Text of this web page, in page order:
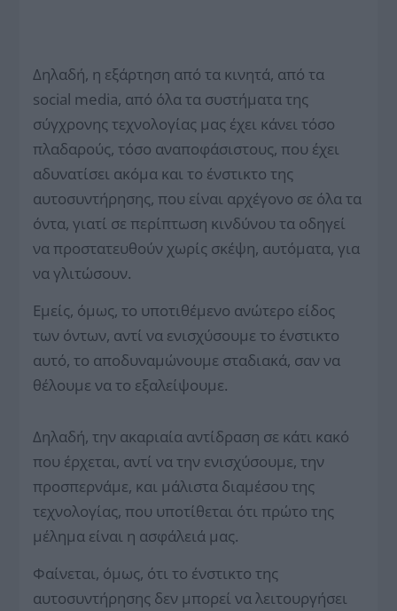
Δηλαδή, η εξάρτηση από τα κινητά, από τα
social media, από όλα τα συστήματα της
σύγχρονης τεχνολογίας μας έχει κάνει τόσο
πλαδαρούς, τόσο αναποφάσιστους, που έχει
αδυνατίσει ακόμα και το ένστικτο της
αυτοσυντήρησης, που είναι αρχέγονο σε όλα τα
όντα, γιατί σε περίπτωση κινδύνου τα οδηγεί
να προστατευθούν χωρίς σκέψη, αυτόματα, για
να γλιτώσουν.
Εμείς, όμως, το υποτιθέμενο ανώτερο είδος
των όντων, αντί να ενισχύσουμε το ένστικτο
αυτό, το αποδυναμώνουμε σταδιακά, σαν να
θέλουμε να το εξαλείψουμε.
Δηλαδή, την ακαριαία αντίδραση σε κάτι κακό
που έρχεται, αντί να την ενισχύσουμε, την
προσπερνάμε, και μάλιστα διαμέσου της
τεχνολογίας, που υποτίθεται ότι πρώτο της
μέλημα είναι η ασφάλειά μας.
Φαίνεται, όμως, ότι το ένστικτο της
αυτοσυντήρησης δεν μπορεί να λειτουργήσει